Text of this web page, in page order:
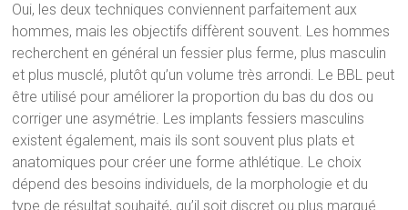
Oui, les deux techniques conviennent parfaitement aux
hommes, mais les objectifs diffèrent souvent. Les hommes
recherchent en général un fessier plus ferme, plus masculin
et plus musclé, plutôt qu’un volume très arrondi. Le BBL peut
être utilisé pour améliorer la proportion du bas du dos ou
corriger une asymétrie. Les implants fessiers masculins
existent également, mais ils sont souvent plus plats et
anatomiques pour créer une forme athlétique. Le choix
dépend des besoins individuels, de la morphologie et du
type de résultat souhaité, qu’il soit discret ou plus marqué.